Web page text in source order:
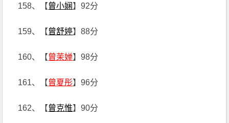
158、【曾小娴】92分
159、【曾舒婷】88分
160、【曾茉婵】98分
161、【曾夏彤】96分
162、【曾克惟】90分